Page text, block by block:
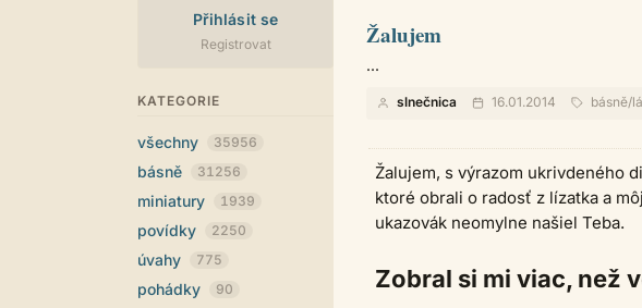
Přihlásit se
Registrovat
KATEGORIE
všechny 35956
básně 31256
miniatury 1939
povídky 2250
úvahy 775
pohádky 90
Žalujem
...
slnečnica 16.01.2014 básně/
Žalujem, s výrazom ukrivdeného
ktoré obrali o radosť z lízatka a môj
ukazovák neomylne našiel Teba.
Zobral si mi viac, než